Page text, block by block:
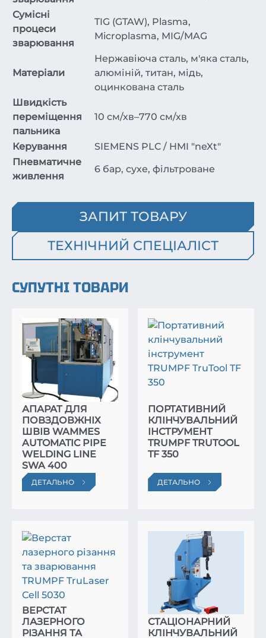
Сумісні
процеси
зварювання
TIG (GTAW), Plasma,
Microplasma, MIG/MAG
Матеріали
Нержавіюча сталь, м'яка сталь,
алюміній, титан, мідь,
оцинкована сталь
Швидкість
переміщення
пальника
10 см/хв–770 см/хв
Керування
SIEMENS PLC / HMI "neXt"
Пневматичне
живлення
6 бар, сухе, фільтроване
ЗАПИТ ТОВАРУ
ТЕХНІЧНИЙ СПЕЦІАЛІСТ
СУПУТНІ ТОВАРИ
ЗВАРЮВАЛЬНИЙ
АПАРАТ ДЛЯ
ПОВЗДОВЖНІХ
ШВІВ WAMMES
AUTOMATIC PIPE
WELDING LINE
SWA 400
ДЕТАЛЬНО
ПОРТАТИВНИЙ
КЛІНЧУВАЛЬНИЙ
ІНСТРУМЕНТ
TRUMPF TRUTOOL
TF 350
ДЕТАЛЬНО
ВЕРСТАТ
ЛАЗЕРНОГО
РІЗАННЯ ТА
СТАЦІОНАРНИЙ
КЛІНЧУВАЛЬНИЙ